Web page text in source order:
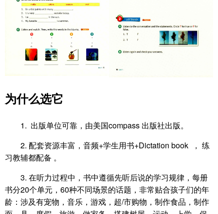
为什么选它
1. 出版单位可靠，由美国compass 出版社出版。
2. 配套资源丰富，音频+学生用书+Dictation book ， 练
习教辅都配备 。
3. 在听力过程中，书中遵循先听后说的学习规律，每册
书分20个单元，60种不同场景的话题，非常贴合孩子们的年
龄：涉及有宠物，音乐，游戏，超/市购物，制作食品，制作